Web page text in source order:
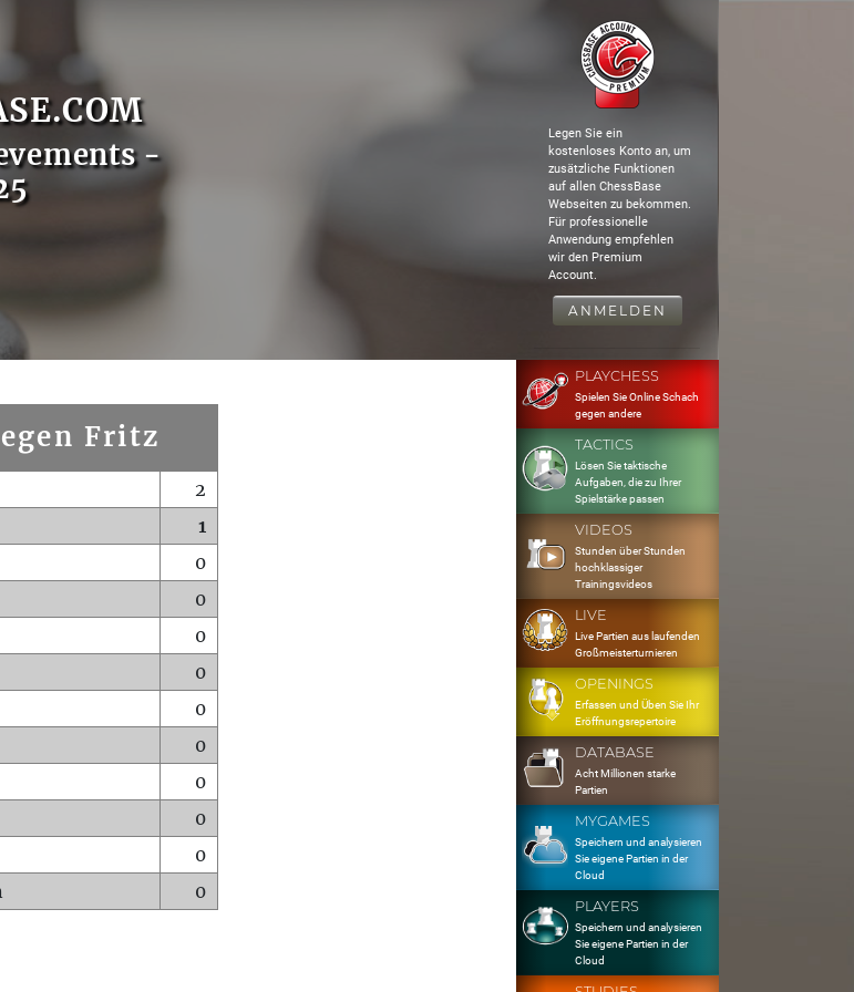
-
Legen Sie ein
kostenloses Konto an, um
zusätzliche Funktionen
auf allen ChessBase
Webseiten zu bekommen.
Für professionelle
Anwendung empfehlen
wir den Premium
Account.
ANMELDEN
Fritz
2
1
0
0
0
0
0
0
0
0
0
0
PLAYCHESS
Spielen Sie Online Schach
gegen andere
TACTICS
Lösen Sie taktische
Aufgaben, die zu Ihrer
Spielstärke passen
VIDEOS
Stunden über Stunden
hochklassiger
Trainingsvideos
LIVE
Live Partien aus laufenden
Großmeisterturnieren
OPENINGS
Erfassen und Üben Sie Ihr
Eröffnungsrepertoire
DATABASE
Acht Millionen starke
Partien
MYGAMES
Speichern und analysieren
Sie eigene Partien in der
Cloud
PLAYERS
Speichern und analysieren
Sie eigene Partien in der
Cloud